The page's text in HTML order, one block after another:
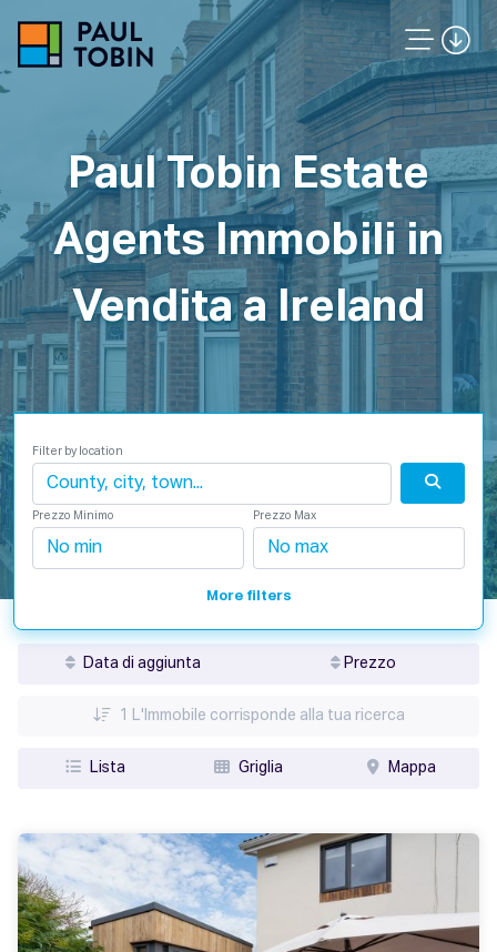
Paul Tobin Estate
Agents Immobili in
Vendita a Ireland
Filter by location
Prezzo Minimo Prezzo Max
More filters
Data di aggiunta Prezzo
1 L'Immobile corrisponde alla tua ricerca
Lista Griglia Mappa